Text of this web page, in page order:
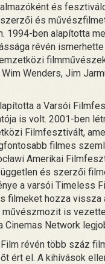
és
és
1994-ben alapította
révén
Wenders, Jim
a Varsói
is volt. 2001-ben
Filmfesztivált,
filmes
Amerikai
és szerzői
a varsói Timeless
filmeket hozza vissza
művészmozit is
Cinemas Network
révén több száz
ért el. A kihívások